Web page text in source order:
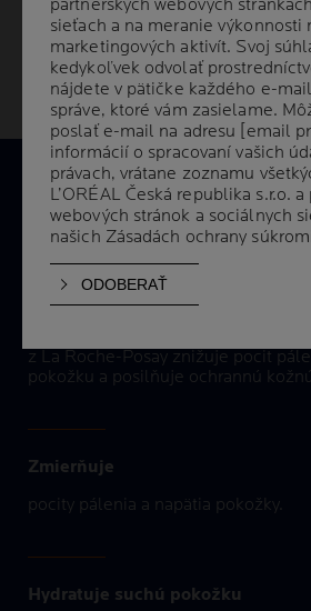
Naneste po kúpeli alebo
vmasírujte
PREUKÁZANÉ
BENEFITY
Upokojuje
z La Roche-Posay znižuje pocit
pokožku a posilňuje ochrannú
Zmierňuje
pocity pálenia a napätia pokožky.
Hydratuje suchú pokožku
partnerských webových
sieťach a na meranie výkonnosti
marketingových aktivít. Svoj
kedykoľvek odvolať
nájdete v pätičke každého e-
správe, ktoré vám zasielame.
poslať e-mail na adresu
[email
informácií o spracovaní vašich
právach, vrátane zoznamu
L’ORÉAL Česká republika s.r.o.
webových stránok a sociálnych
našich Zásadách ochrany
partnerských webových
sieťach a na meranie výkonnosti
marketingových aktivít. Svoj
kedykoľvek odvolať
nájdete v pätičke každého e-
správe, ktoré vám zasielame.
poslať e-mail na adresu
[email
informácií o spracovaní vašich
právach, vrátane zoznamu
L’ORÉAL Česká republika s.r.o.
webových stránok a sociálnych
našich Zásadách ochrany